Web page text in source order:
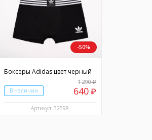
-50%
Боксеры Adidas цвет черный
В наличии
1 290₽
640 ₽
Артикул: 32598